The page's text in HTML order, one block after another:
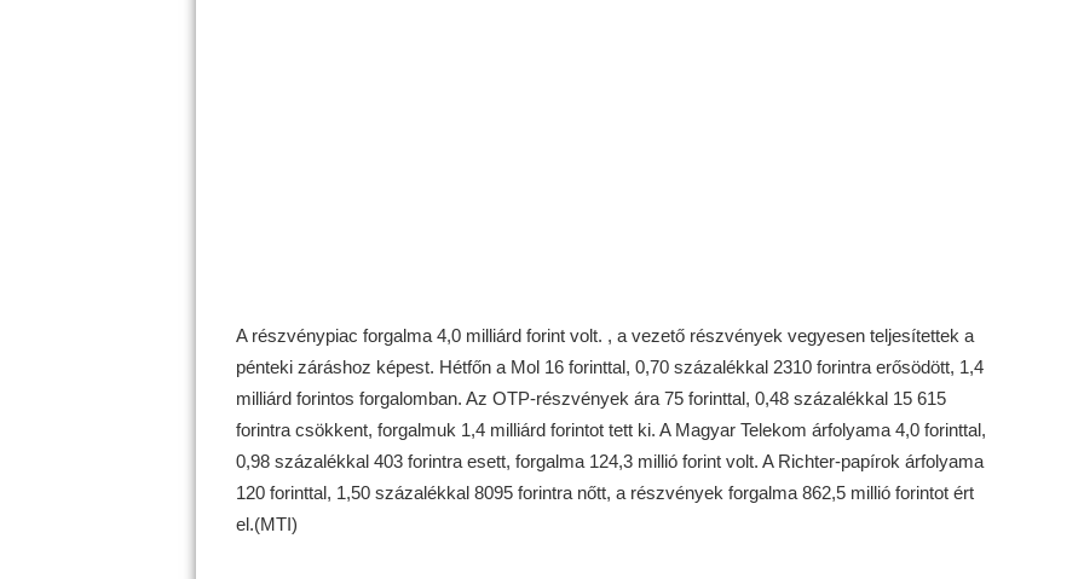
A részvénypiac forgalma 4,0 milliárd forint volt. , a vezető részvények vegyesen teljesítettek a
pénteki záráshoz képest. Hétfőn a Mol 16 forinttal, 0,70 százalékkal 2310 forintra erősödött, 1,4
milliárd forintos forgalomban. Az OTP-részvények ára 75 forinttal, 0,48 százalékkal 15 615
forintra csökkent, forgalmuk 1,4 milliárd forintot tett ki. A Magyar Telekom árfolyama 4,0 forinttal,
0,98 százalékkal 403 forintra esett, forgalma 124,3 millió forint volt. A Richter-papírok árfolyama
120 forinttal, 1,50 százalékkal 8095 forintra nőtt, a részvények forgalma 862,5 millió forintot ért
el.(MTI)